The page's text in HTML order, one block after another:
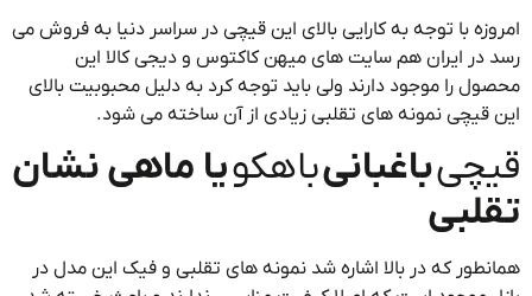
با توجه به کارایی بالای این قیچی در سراسر دنیا به فروش می
در ایران هم سایت های میهن کاکتوس و دیجی کالا این
را موجود دارند ولی باید توجه کرد به دلیل محبوبیت بالای
قیچی نمونه های تقلبی زیادی از آن ساخته می شود.
باغبانیباهکویا ماهی نشان
که در بالا اشاره شد نمونه های تقلبی و فیک این مدل در